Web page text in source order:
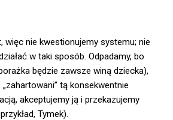
więc nie kwestionujemy systemu; nie
w taki sposób. Odpadamy, bo
będzie zawsze winą dziecka),
tą konsekwentnie
akceptujemy ją i przekazujemy
Tymek).